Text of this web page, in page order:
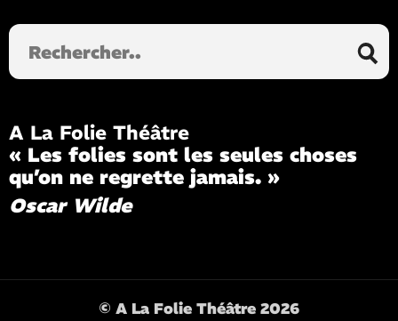
Rechercher
dans
le
A La Folie Théâtre
« Les folies sont les seules choses
qu’on ne regrette jamais. »
Oscar Wilde
© A La Folie Théâtre 2026